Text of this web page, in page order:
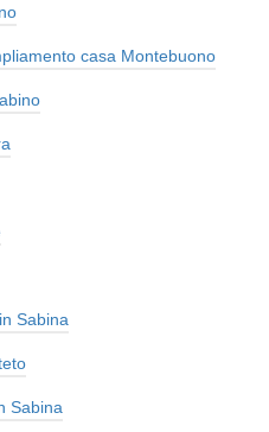
casa Montebuono
Sabina
Sabina